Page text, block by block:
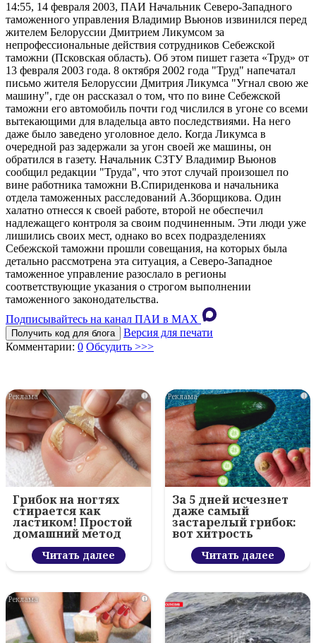
14:55, 14 февраля 2003, ПАИ Начальник Северо-Западного
таможенного управления Владимир Вьюнов извинился перед
жителем Белоруссии Дмитрием Ликумсом за
непрофессиональные действия сотрудников Себежской
таможни (Псковская область). Об этом пишет газета «Труд» от
13 февраля 2003 года. 8 октября 2002 года "Труд" напечатал
письмо жителя Белоруссии Дмитрия Ликумса "Угнал свою же
машину", где он рассказал о том, что по вине Себежской
таможни его автомобиль почти год числился в угоне со всеми
вытекающими для владельца авто последствиями. На него
даже было заведено уголовное дело. Когда Ликумса в
очередной раз задержали за угон своей же машины, он
обратился в газету. Начальник СЗТУ Владимир Вьюнов
сообщил редакции "Труда", что этот случай произошел по
вине работника таможни В.Спириденкова и начальника
отдела таможенных расследований А.Зборщикова. Один
халатно отнесся к своей работе, второй не обеспечил
надлежащего контроля за своим подчиненным. Эти люди уже
лишились своих мест, однако во всех подразделениях
Себежской таможни прошли совещания, на которых была
детально рассмотрена эта ситуация, а Северо-Западное
таможенное управление разослало в регионы
соответствующие указания о строгом выполнении
таможенного законодательства.
Подписывайтесь на канал ПАИ в MAХ
Получить код для блога
Версия для печати
Комментарии: 0 Обсудить >>>
i
Грибок на ногтях
стирается как
ластиком! Простой
домашний метод
Читать далее
i
За 5 дней исчезнет
даже самый
застарелый грибок:
вот хитрость
Читать далее
i